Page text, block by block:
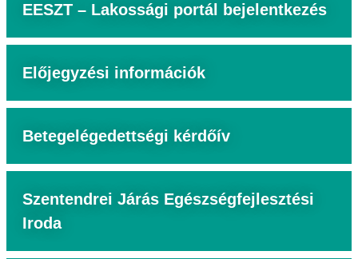
EESZT – Lakossági portál bejelentkezés
Előjegyzési információk
Betegelégedettségi kérdőív
Szentendrei Járás Egészségfejlesztési
Iroda